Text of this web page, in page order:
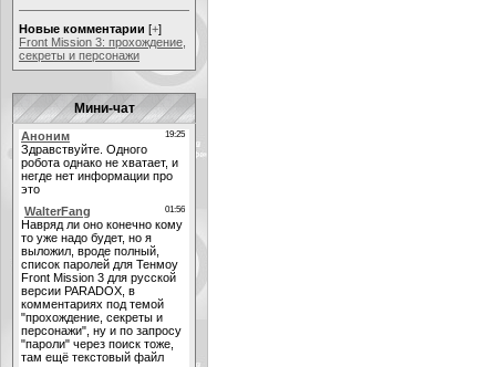
Новые комментарии [+]
Front Mission 3: прохождение,
секреты и персонажи
Мини-чат